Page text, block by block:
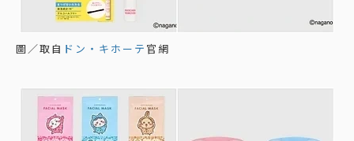
圖／取自 ドン・キホーテ 官網